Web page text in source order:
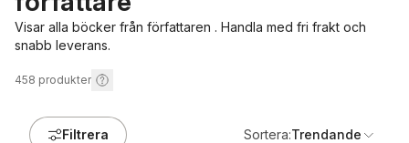
Visar alla böcker från författaren . Handla med fri frakt och
snabb leverans.
458 produkter
Filtrera Sortera:Trendande